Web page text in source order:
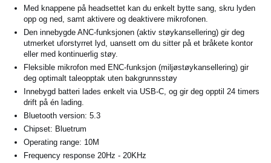
Med knappene på headsettet kan du enkelt bytte sang, skru lyden
opp og ned, samt aktivere og deaktivere mikrofonen.
Den innebygde ANC-funksjonen (aktiv støykansellering) gir deg
utmerket uforstyrret lyd, uansett om du sitter på et bråkete kontor
eller med kontinuerlig støy.
Fleksible mikrofon med ENC-funksjon (miljøstøykansellering) gir
deg optimalt taleopptak uten bakgrunnsstøy
Innebygd batteri lades enkelt via USB-C, og gir deg opptil 24 timers
drift på én lading.
Bluetooth version: 5.3
Chipset: Bluetrum
Operating range: 10M
Frequency response 20Hz - 20KHz